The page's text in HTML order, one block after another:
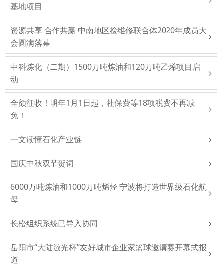
基地项目
资源共享 合作共赢 中南地区检维修联合体2020年成员大
会圆满落幕
中科炼化（二期）1500万吨炼油和120万吨乙烯项目启
动
全额征收！明年1月1日起，社保费等18项税费不再减
免！
一文读懂石化产业链
国庆中秋双节贺词
6000万吨炼油和1000万吨烯烃 宁波将打造世界级石化航
母
长松组织系统已导入协同
岳阳市“大陆激光杯”友好城市企业家篮球邀请赛开幕式报
道